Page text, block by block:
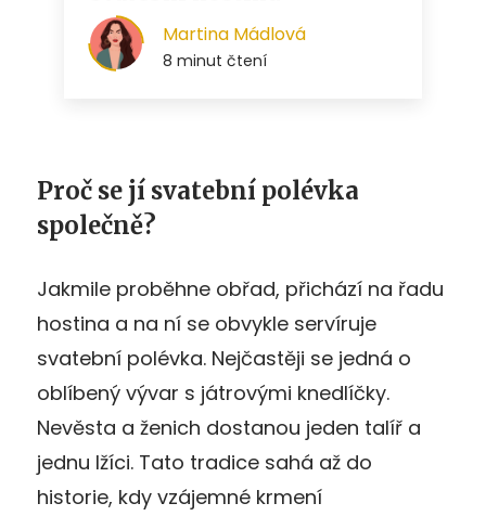
Proč se jí svatební polévka
společně?
Jakmile proběhne obřad, přichází na řadu
hostina a na ní se obvykle servíruje
svatební polévka. Nejčastěji se jedná o
oblíbený vývar s játrovými knedlíčky.
Nevěsta a ženich dostanou jeden talíř a
jednu lžíci. Tato tradice sahá až do
historie, kdy vzájemné krmení